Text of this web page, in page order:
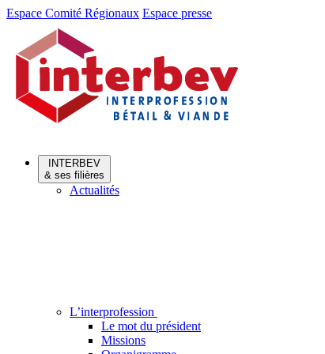
Aller
Aller
contenu
Espace Comité Régionaux Espace presse
INTERBEV
& ses filières
Actualités
L’interprofession
Le mot du président
Missions